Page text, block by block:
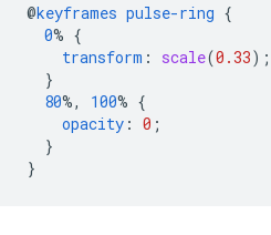
@keyframes pulse-ring {
0% {
transform : scale(0.33);
}
80%, 100% {
opacity : 0 ;
}
}